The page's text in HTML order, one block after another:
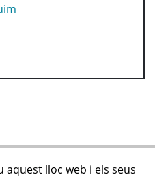
lloc web i els seus